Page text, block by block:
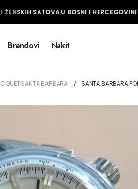
ŽENSKIH SATOVA U BOSNI I
Brendovi Nakit
SANTA BARBARA SANTA BARBARA